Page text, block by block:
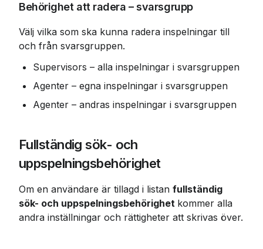
Behörighet att radera – svarsgrupp
Välj vilka som ska kunna radera inspelningar till
och från svarsgruppen.
Supervisors – alla inspelningar i svarsgruppen
Agenter – egna inspelningar i svarsgruppen
Agenter – andras inspelningar i svarsgruppen
Fullständig sök- och
uppspelningsbehörighet
Om en användare är tillagd i listan fullständig
sök- och uppspelningsbehörighet kommer alla
andra inställningar och rättigheter att skrivas över.